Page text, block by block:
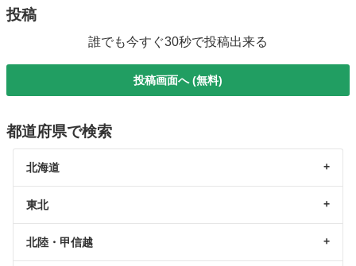
投稿
誰でも今すぐ30秒で投稿出来る
投稿画面へ (無料)
都道府県で検索
北海道
東北
北陸・甲信越